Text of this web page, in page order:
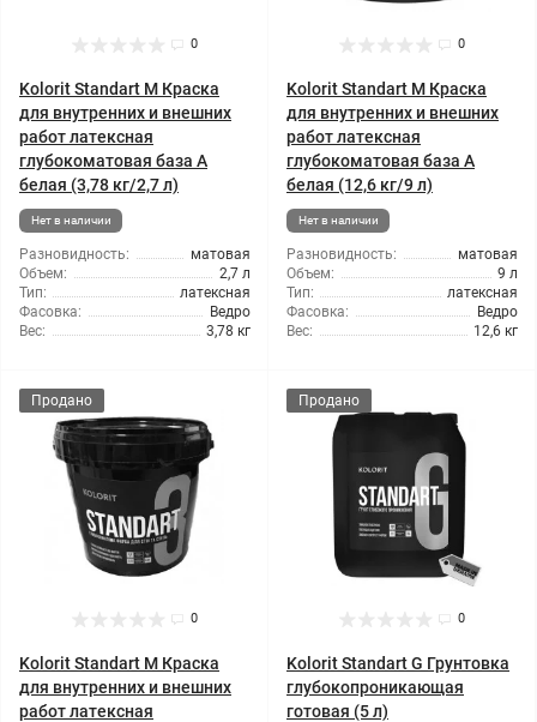
0
Kolorit Standart M Краска
для внутренних и внешних
работ латексная
глубокоматовая база А
белая (3,78 кг/2,7 л)
Нет в наличии
Разновидность:
матовая
Объем:
2,7 л
Тип:
латексная
Фасовка:
Ведро
Вес:
3,78 кг
0
Kolorit Standart M Краска
для внутренних и внешних
работ латексная
глубокоматовая база А
белая (12,6 кг/9 л)
Нет в наличии
Разновидность:
матовая
Объем:
9 л
Тип:
латексная
Фасовка:
Ведро
Вес:
12,6 кг
Продано
0
Kolorit Standart M Краска
для внутренних и внешних
работ латексная
Продано
0
Kolorit Standart G Грунтовка
глубокопроникающая
готовая (5 л)